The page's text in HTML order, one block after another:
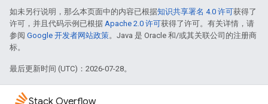
如未另行说明，那么本页面中的内容已根据知识共享署名 4.0 许可获得了
许可，并且代码示例已根据 Apache 2.0 许可获得了许可。有关详情，请
参阅 Google 开发者网站政策。Java 是 Oracle 和/或其关联公司的注册商
标。
最后更新时间 (UTC)：2026-07-28。
Stack Overflow